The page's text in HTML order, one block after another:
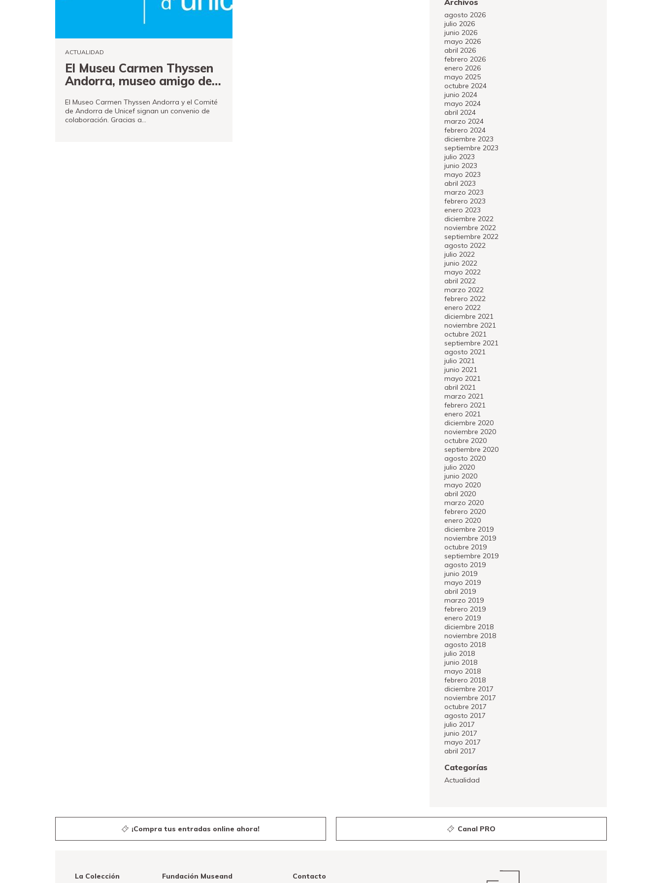
ACTUALIDAD
El Museu Carmen Thyssen
Andorra, museo amigo de
El Museo Carmen Thyssen Andorra y el Comité
de Andorra de Unicef signan un convenio de
colaboración. Gracias a…
Archivos
agosto 2026
julio 2026
junio 2026
mayo 2026
abril 2026
febrero 2026
enero 2026
mayo 2025
octubre 2024
junio 2024
mayo 2024
abril 2024
marzo 2024
febrero 2024
diciembre 2023
septiembre 2023
julio 2023
junio 2023
mayo 2023
abril 2023
marzo 2023
febrero 2023
enero 2023
diciembre 2022
noviembre 2022
septiembre 2022
agosto 2022
julio 2022
junio 2022
mayo 2022
abril 2022
marzo 2022
febrero 2022
enero 2022
diciembre 2021
noviembre 2021
octubre 2021
septiembre 2021
agosto 2021
julio 2021
junio 2021
mayo 2021
abril 2021
marzo 2021
febrero 2021
enero 2021
diciembre 2020
noviembre 2020
octubre 2020
septiembre 2020
agosto 2020
julio 2020
junio 2020
mayo 2020
abril 2020
marzo 2020
febrero 2020
enero 2020
diciembre 2019
noviembre 2019
octubre 2019
septiembre 2019
agosto 2019
junio 2019
mayo 2019
abril 2019
marzo 2019
febrero 2019
enero 2019
diciembre 2018
noviembre 2018
agosto 2018
julio 2018
junio 2018
mayo 2018
febrero 2018
diciembre 2017
noviembre 2017
octubre 2017
agosto 2017
julio 2017
junio 2017
mayo 2017
abril 2017
Categorías
Actualidad
¡Compra tus entradas online ahora! Canal PRO
La Colección Fundación Museand Contacto
Museand
Contacto
Localización